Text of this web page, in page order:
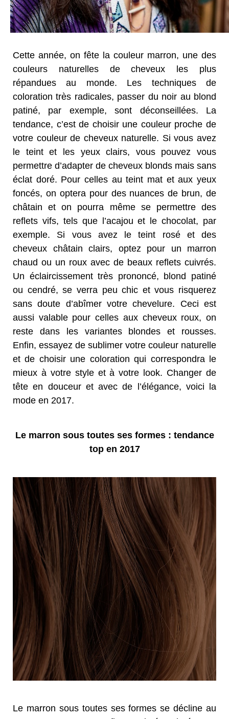
Cette année, on fête la couleur marron, une des
couleurs naturelles de cheveux les plus
répandues au monde. Les techniques de
coloration très radicales, passer du noir au blond
patiné, par exemple, sont déconseillées. La
tendance, c’est de choisir une couleur proche de
votre couleur de cheveux naturelle. Si vous avez
le teint et les yeux clairs, vous pouvez vous
permettre d’adapter de cheveux blonds mais sans
éclat doré. Pour celles au teint mat et aux yeux
foncés, on optera pour des nuances de brun, de
châtain et on pourra même se permettre des
reflets vifs, tels que l’acajou et le chocolat, par
exemple. Si vous avez le teint rosé et des
cheveux châtain clairs, optez pour un marron
chaud ou un roux avec de beaux reflets cuivrés.
Un éclaircissement très prononcé, blond patiné
ou cendré, se verra peu chic et vous risquerez
sans doute d’abîmer votre chevelure. Ceci est
aussi valable pour celles aux cheveux roux, on
reste dans les variantes blondes et rousses.
Enfin, essayez de sublimer votre couleur naturelle
et de choisir une coloration qui correspondra le
mieux à votre style et à votre look. Changer de
tête en douceur et avec de l’élégance, voici la
mode en 2017.
Le marron sous toutes ses formes : tendance
top en 2017
Le marron sous toutes ses formes se décline au